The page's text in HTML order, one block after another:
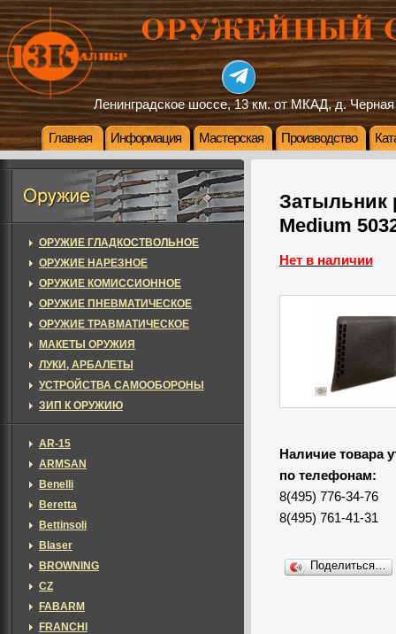
Ленинградское шоссе, 13 км. от МКАД, д. Черная
Главная Информация Мастерская Производство
Затыльник
Medium
Нет в наличии
Наличие товара
по телефонам:
8(495) 776-34-76
8(495) 761-41-31
Поделиться…
ОРУЖИЕ ГЛАДКОСТВОЛЬНОЕ
ОРУЖИЕ НАРЕЗНОЕ
ОРУЖИЕ КОМИССИОННОЕ
ОРУЖИЕ ПНЕВМАТИЧЕСКОЕ
ОРУЖИЕ ТРАВМАТИЧЕСКОЕ
МАКЕТЫ ОРУЖИЯ
ЛУКИ, АРБАЛЕТЫ
УСТРОЙСТВА САМООБОРОНЫ
ЗИП К ОРУЖИЮ
AR-15
ARMSAN
Benelli
Beretta
Bettinsoli
Blaser
BROWNING
CZ
FABARM
FRANCHI